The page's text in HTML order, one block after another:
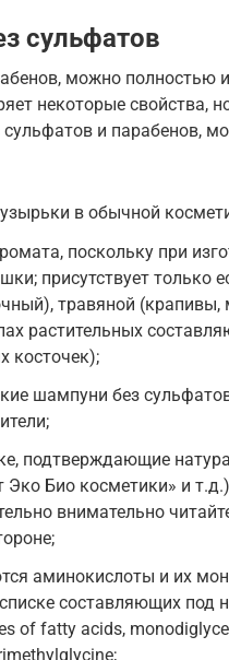
сульфатов
можно полностью
некоторые свойства,
и парабенов,
в обычной
поскольку при
присутствует только
травяной (крапивы,
растительных
косточек);
шампуни без
подтверждающие
Эко Био косметики» и
внимательно
аминокислоты и их
составляющих под
of fatty acids,